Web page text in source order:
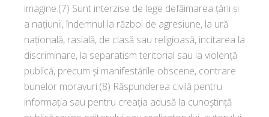
imagine.(7) Sunt interzise de lege defăimarea ţării şi
a naţiunii, îndemnul la război de agresiune, la ură
naţională, rasială, de clasă sau religioasă, incitarea la
discriminare, la separatism teritorial sau la violenţă
publică, precum şi manifestările obscene, contrare
bunelor moravuri.(8) Răspunderea civilă pentru
informaţia sau pentru creaţia adusă la cunoştinţă